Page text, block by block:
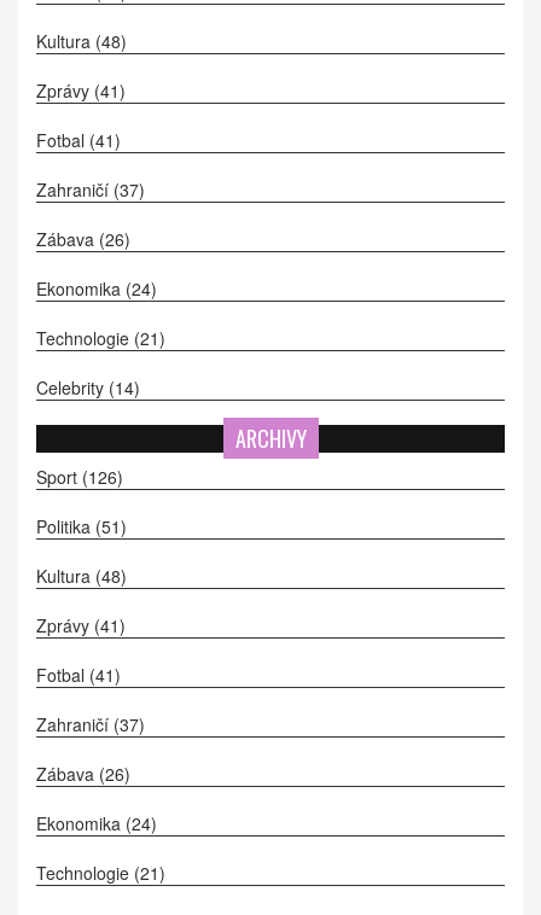
Kultura (48)
Zprávy (41)
Fotbal (41)
Zahraničí (37)
Zábava (26)
Ekonomika (24)
Technologie (21)
Celebrity (14)
ARCHIVY
Sport (126)
Politika (51)
Kultura (48)
Zprávy (41)
Fotbal (41)
Zahraničí (37)
Zábava (26)
Ekonomika (24)
Technologie (21)